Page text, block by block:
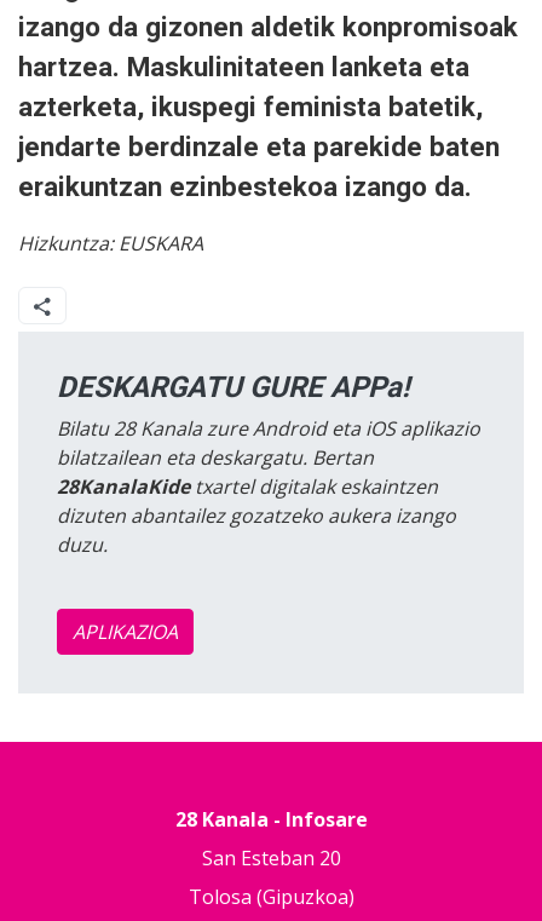
izango da gizonen aldetik konpromisoak
hartzea. Maskulinitateen lanketa eta
azterketa, ikuspegi feminista batetik,
jendarte berdinzale eta parekide baten
eraikuntzan ezinbestekoa izango da.
Hizkuntza:EUSKARA
DESKARGATU GURE APPa!
Bilatu 28 Kanala zure Android eta iOS aplikazio
bilatzailean eta deskargatu. Bertan
28KanalaKidetxartel digitalak eskaintzen
dizuten abantailez gozatzeko aukera izango
duzu.
APLIKAZIOA
28 Kanala - Infosare
San Esteban 20
Tolosa (Gipuzkoa)